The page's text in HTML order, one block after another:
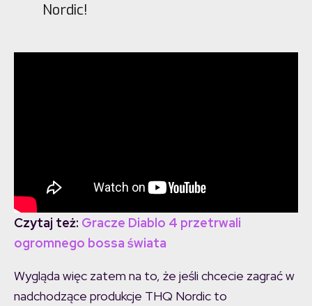
Nordic!
Czytaj też: Gracze Diablo 4 przetrwali
ogromnego bossa świata
Wygląda więc zatem na to, że jeśli chcecie zagrać w
nadchodzące produkcje THQ Nordic to